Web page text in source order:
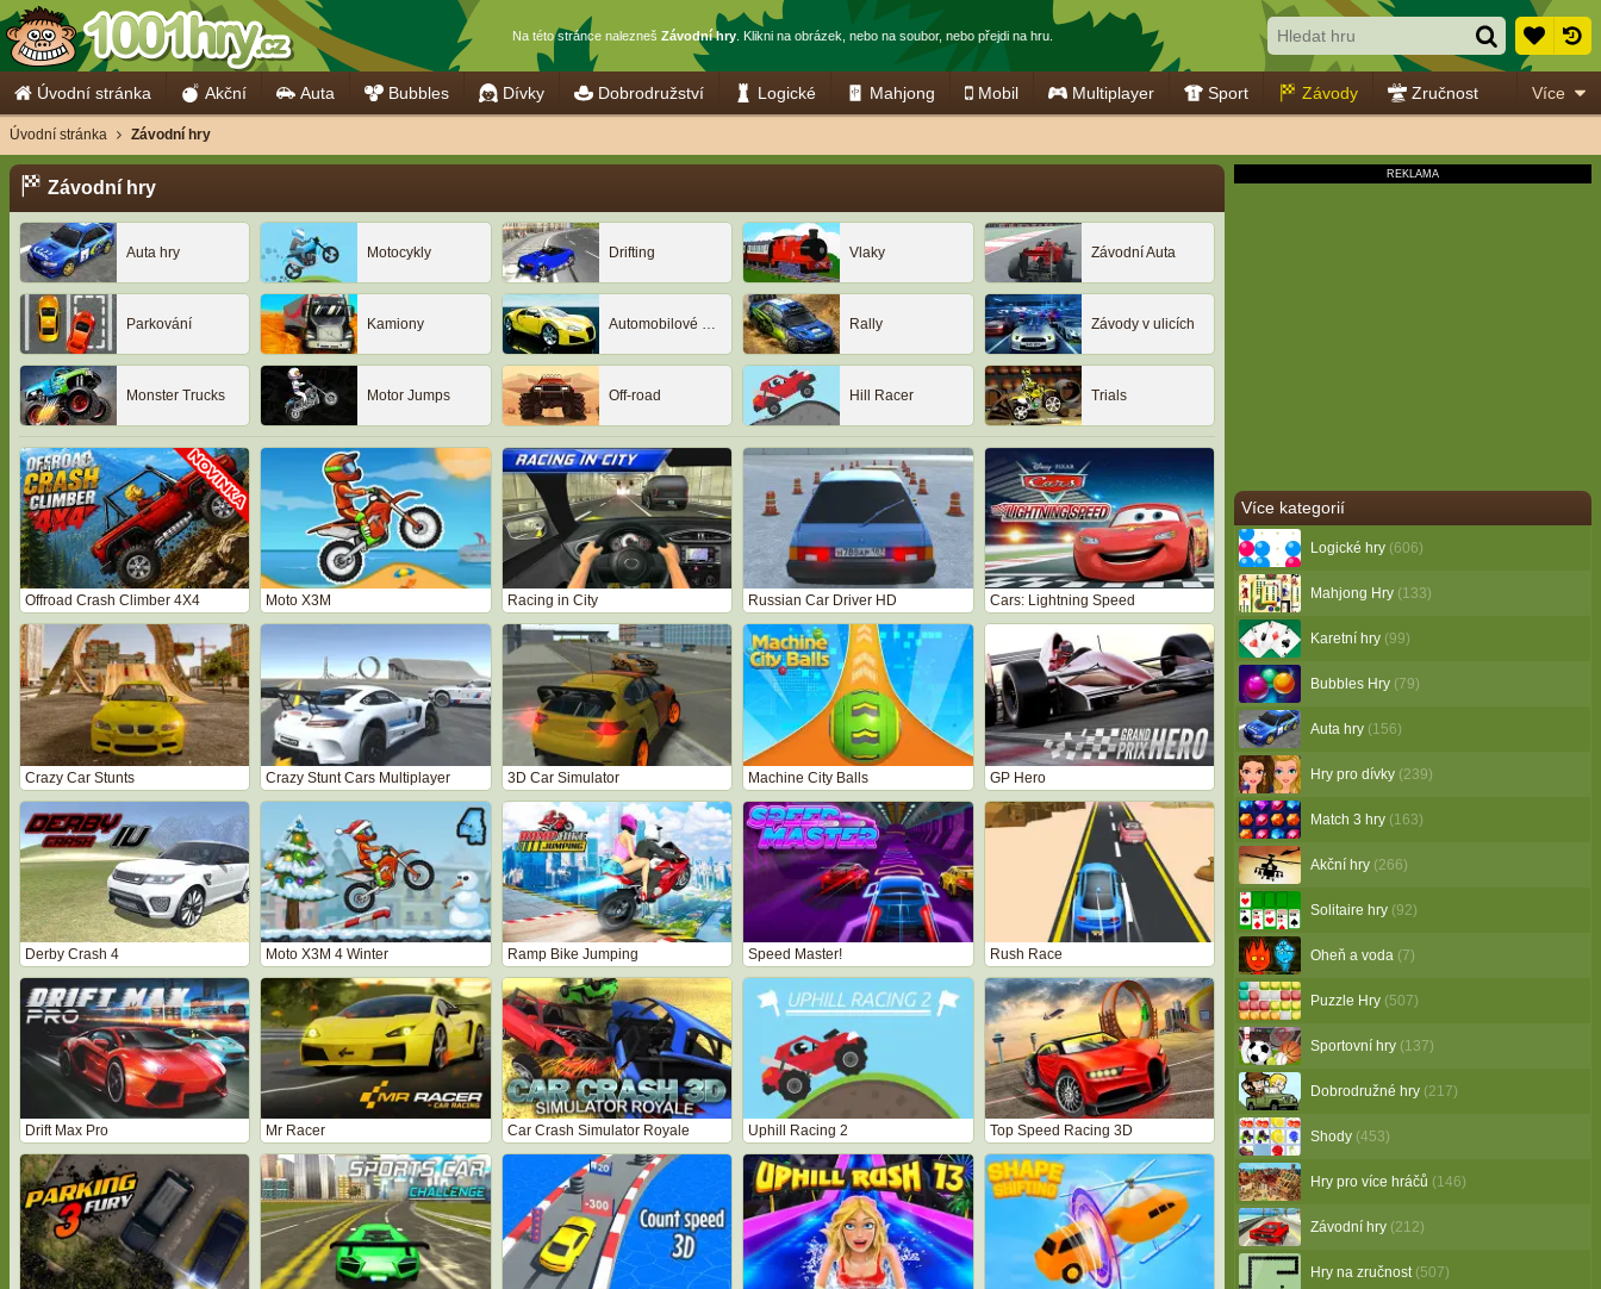
Na této stránce nalezneš Závodní hry . Klikni na obrázek, nebo na soubor, nebo přejdi na hru.
Úvodní stránka Akční Auta Bubbles Dívky Dobrodružství Logické Mahjong Mobil Multiplayer Sport Závody Zručnost Více
Závodní hry
Auta hry Motocykly Drifting Vlaky Závodní Auta
Parkování Kamiony Automobilové závody Rally Závody v ulicích
Monster Trucks Motor Jumps Off-road Hill Racer Trials
Offroad Crash Climber 4X4 Moto X3M Racing in City Russian Car Driver HD Cars: Lightning Speed
Crazy Car Stunts Crazy Stunt Cars Multiplayer 3D Car Simulator Machine City Balls GP Hero
Derby Crash 4 Moto X3M 4 Winter Ramp Bike Jumping Speed Master! Rush Race
Drift Max Pro Mr Racer Car Crash Simulator Royale Uphill Racing 2 Top Speed Racing 3D
Více kategorií
Logické hry (606)
Mahjong Hry (133)
Karetní hry (99)
Bubbles Hry (79)
Auta hry (156)
Hry pro dívky (239)
Match 3 hry (163)
Akční hry (266)
Solitaire hry (92)
Oheň a voda (7)
Puzzle Hry (507)
Sportovní hry (137)
Dobrodružné hry (217)
Shody (453)
Hry pro více hráčů (146)
Závodní hry (212)
Hry na zručnost (507)
Úvodní stránka Závodní hry